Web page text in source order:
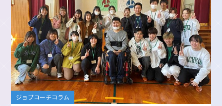
ジョブコーチコラム